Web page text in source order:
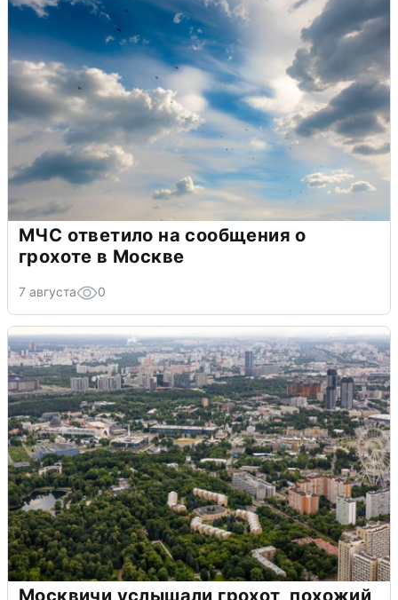
МЧС ответило на сообщения о
грохоте в Москве
7 августа 0
Москвичи услышали грохот, похожий